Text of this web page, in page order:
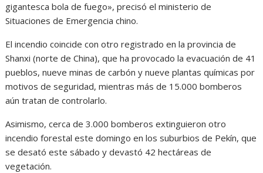
gigantesca bola de fuego», precisó el ministerio de
Situaciones de Emergencia chino.
El incendio coincide con otro registrado en la provincia de
Shanxi (norte de China), que ha provocado la evacuación de 41
pueblos, nueve minas de carbón y nueve plantas químicas por
motivos de seguridad, mientras más de 15.000 bomberos
aún tratan de controlarlo.
Asimismo, cerca de 3.000 bomberos extinguieron otro
incendio forestal este domingo en los suburbios de Pekín, que
se desató este sábado y devastó 42 hectáreas de
vegetación.